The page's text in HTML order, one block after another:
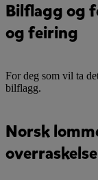
Bilflagg og
og feiring
For deg som vil ta
bilflagg.
Norsk